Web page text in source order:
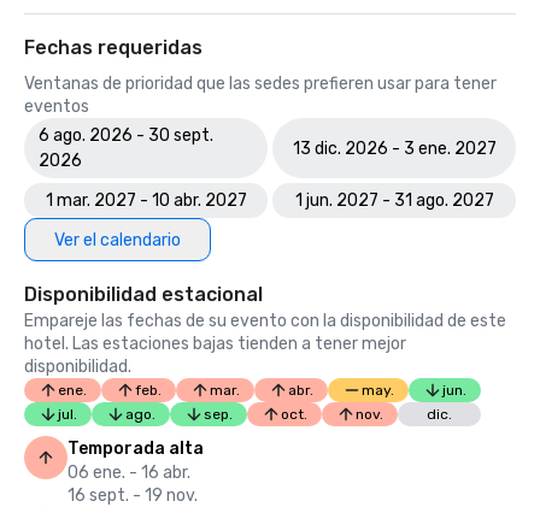
Fechas requeridas
Ventanas de prioridad que las sedes prefieren usar para tener
eventos
6 ago. 2026 - 30 sept.
2026
13 dic. 2026 - 3 ene. 2027
1 mar. 2027 - 10 abr. 2027
1 jun. 2027 - 31 ago. 2027
Ver el calendario
Disponibilidad estacional
Empareje las fechas de su evento con la disponibilidad de este
hotel. Las estaciones bajas tienden a tener mejor
disponibilidad.
ene. feb. mar. abr. may.
jun.
jul.
ago. sep. oct. nov. dic.
Temporada alta
06 ene. - 16 abr.
16 sept. - 19 nov.